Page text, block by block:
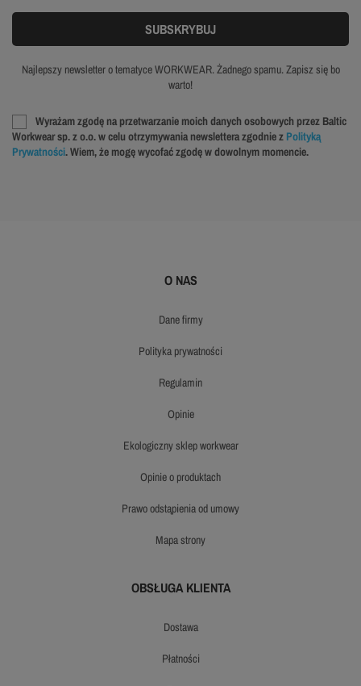
Najlepszy newsletter o tematyce WORKWEAR. Żadnego spamu. Zapisz się bo
warto!
Wyrażam zgodę na przetwarzanie moich danych osobowych przez Baltic
Workwear sp. z o.o. w celu otrzymywania newslettera zgodnie z Polityką
Prywatności. Wiem, że mogę wycofać zgodę w dowolnym momencie.
O NAS
dane firmy
polityka prywatności
regulamin
opinie
ekologiczny sklep workwear
opinie o produktach
prawo odstąpienia od umowy
mapa strony
OBSŁUGA KLIENTA
dostawa
płatności